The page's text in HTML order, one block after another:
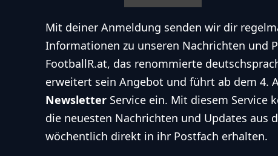
Mit deiner Anmeldung senden wir dir
Informationen zu unseren Nachrichten und
FootballR.at, das renommierte
erweitert sein Angebot und führt ab dem 4.
Newsletter Service ein. Mit diesem Service
die neuesten Nachrichten und Updates aus
wöchentlich direkt in ihr Postfach erhalten.